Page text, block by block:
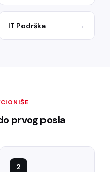
IT Podrška →
prvog posla
2